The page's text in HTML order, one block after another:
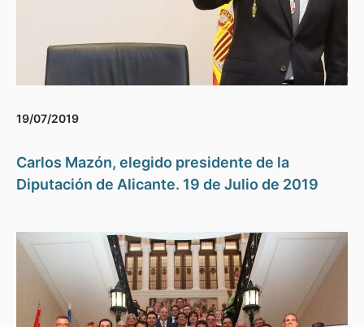
19/07/2019
Carlos Mazón, elegido presidente de la
Diputación de Alicante. 19 de Julio de 2019